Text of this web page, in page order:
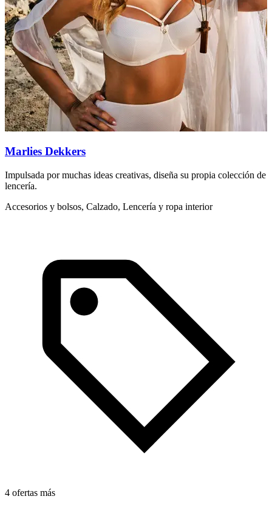
Marlies Dekkers
Impulsada por muchas ideas creativas, diseña su propia colección de
lencería.
Accesorios y bolsos, Calzado, Lencería y ropa interior
4 ofertas más